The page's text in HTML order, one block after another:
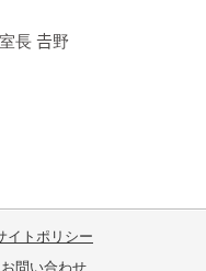
長 𠮷野
イトポリシー
お問い合わせ